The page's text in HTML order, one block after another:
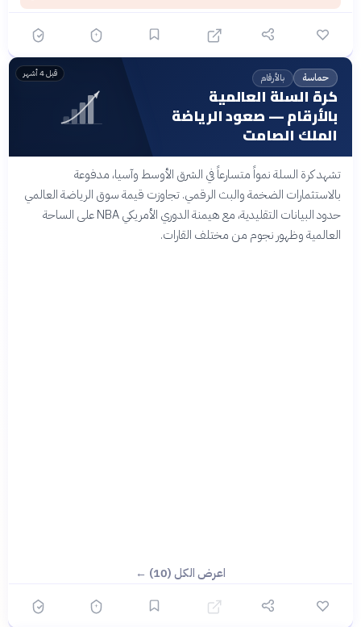
حماسة بالأرقام
كرة السلة العالمية
بالأرقام — صعود الرياضة
الملك الصامت
قبل 4 أشهر
تشهد كرة السلة نمواً متسارعاً في الشرق الأوسط وآسيا، مدفوعة
بالاستثمارات الضخمة والبث الرقمي. تجاوزت قيمة سوق الرياضة العالمي
حدود البيانات التقليدية، مع هيمنة الدوري الأمريكي NBA على الساحة
العالمية وظهور نجوم من مختلف القارات.
اعرض الكل (10) ←